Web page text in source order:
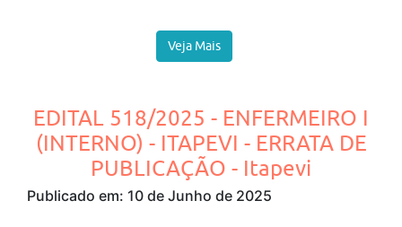
Veja Mais
EDITAL 518/2025 - ENFERMEIRO I
(INTERNO) - ITAPEVI - ERRATA DE
PUBLICAÇÃO - Itapevi
Publicado em: 10 de Junho de 2025